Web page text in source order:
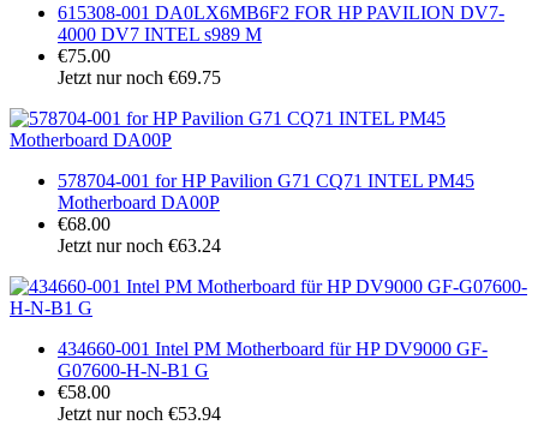
615308-001 DA0LX6MB6F2 FOR HP PAVILION DV7-
4000 DV7 INTEL s989 M
€75.00
Jetzt nur noch €69.75
578704-001 for HP Pavilion G71 CQ71 INTEL PM45
Motherboard DA00P
€68.00
Jetzt nur noch €63.24
434660-001 Intel PM Motherboard für HP DV9000 GF-
G07600-H-N-B1 G
€58.00
Jetzt nur noch €53.94